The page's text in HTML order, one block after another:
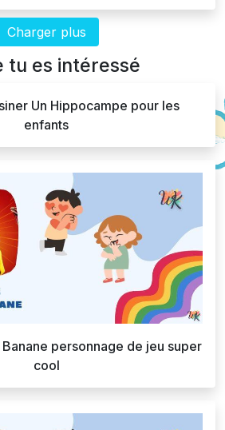
Charger plus
tu es intéressé
Un Hippocampe pour les
enfants
personnage de jeu super
cool